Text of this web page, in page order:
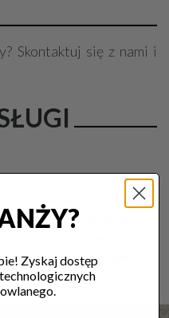
Skontaktuj się z nami i
sprzątanie budynków,
sprzątanie mieszkań,
ozonowanie
Zyskaj dostęp